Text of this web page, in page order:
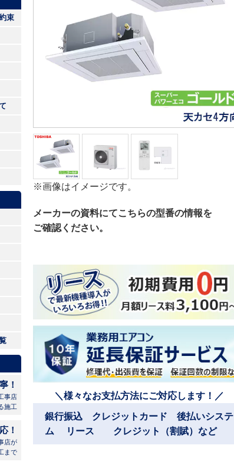
束
！
事店
施工
！
店が
まで
※画像はイメージです。
メーカーの資料にてこちらの型番の情報を
ご確認ください。
＼様々なお支払方法にご対応します！／
銀行振込 クレジットカード 後払いシステ
ム リース クレジット（割賦）など